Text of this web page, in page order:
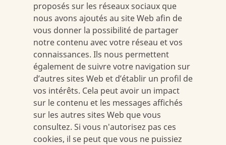
proposés sur les réseaux sociaux que
nous avons ajoutés au site Web afin de
vous donner la possibilité de partager
notre contenu avec votre réseau et vos
connaissances. Ils nous permettent
également de suivre votre navigation sur
d’autres sites Web et d’établir un profil de
vos intérêts. Cela peut avoir un impact
sur le contenu et les messages affichés
sur les autres sites Web que vous
consultez. Si vous n'autorisez pas ces
cookies, il se peut que vous ne puissiez